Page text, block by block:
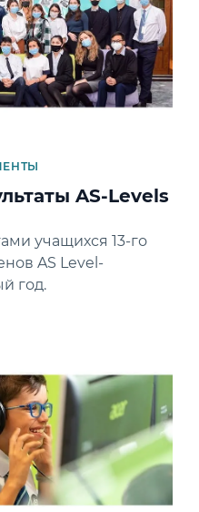
AS-Levels
учащихся 13-го
AS Level-
год.